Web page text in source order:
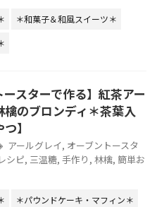
＊和菓子＆和風スイーツ＊
ースターで作る】紅茶アー
檎のブロンディ＊茶葉入
】
アールグレイ, オーブントースタ
レシピ, 三温糖, 手作り , 林檎, 簡単お
＊パウンドケーキ・マフィン＊